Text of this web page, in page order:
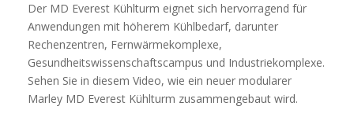
Der MD Everest Kühlturm eignet sich hervorragend für
Anwendungen mit höherem Kühlbedarf, darunter
Rechenzentren, Fernwärmekomplexe,
Gesundheitswissenschaftscampus und Industriekomplexe.
Sehen Sie in diesem Video, wie ein neuer modularer
Marley MD Everest Kühlturm zusammengebaut wird.